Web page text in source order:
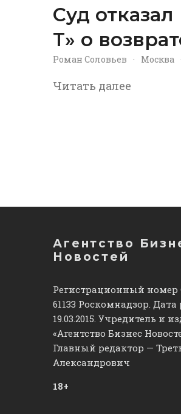
Суд
Т» о
Роман Соловьев · Москва ·
Читать далее
Агентство
Новостей
Регистрационный
61133 Роскомнадзор.
19.03.2015. Учредитель и
«Агентство Бизнес
Главный редактор —
Александрович
18+